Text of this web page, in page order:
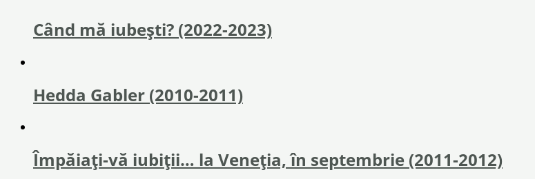
Când mă iubești? (2022-2023)
Hedda Gabler (2010-2011)
Împăiaţi-vă iubiţii… la Veneţia, în septembrie (2011-2012)